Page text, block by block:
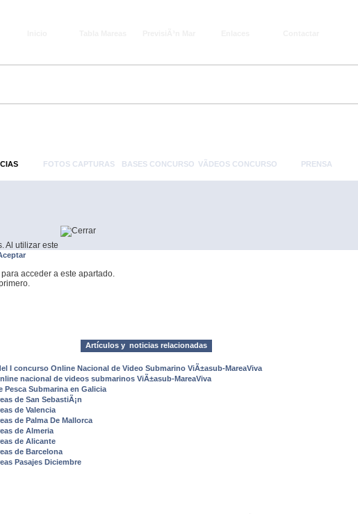
Al utilizar este
FOTOS CAPTURAS BASES CONCURSO VÃ­DEOS CONCURSO PRENSA
acceder a este apartado.
Artículos y noticias relacionadas
I concurso Online Nacional de Video Submarino ViÃ±asub-MareaViva
nacional de videos submarinos ViÃ±asub-MareaViva
Pesca Submarina en Galicia
de San SebastiÃ¡n
de Valencia
de Palma De Mallorca
de Almeria
de Alicante
de Barcelona
Pasajes Diciembre